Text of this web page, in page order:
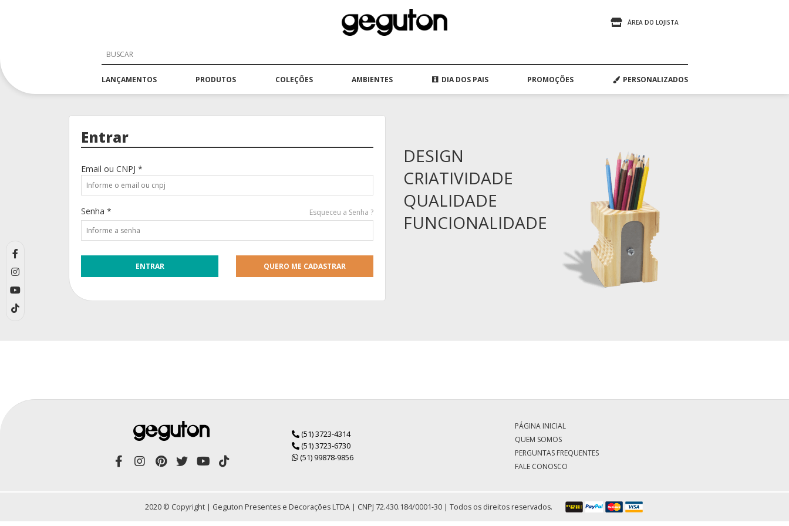
ÁREA DO LOJISTA
LANÇAMENTOS PRODUTOS COLEÇÕES AMBIENTES DIA DOS PAIS PROMOÇÕES PERSONALIZADOS
Entrar
Email ou CNPJ *
Senha * Esqueceu a Senha ?
QUERO ME CADASTRAR
DESIGN
CRIATIVIDADE
QUALIDADE
FUNCIONALIDADE
(51) 3723-4314
(51) 3723-6730
(51) 99878-9856
PÁGINA INICIAL
QUEM SOMOS
PERGUNTAS FREQUENTES
FALE CONOSCO
2020 © Copyright | Geguton Presentes e Decorações LTDA | CNPJ 72.430.184/0001-30 | Todos os direitos reservados.